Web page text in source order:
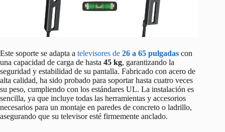
Este soporte se adapta a televisores de 26 a 65 pulgadas con
una capacidad de carga de hasta 45 kg, garantizando la
seguridad y estabilidad de su pantalla. Fabricado con acero de
alta calidad, ha sido probado para soportar hasta cuatro veces
su peso, cumpliendo con los estándares UL. La instalación es
sencilla, ya que incluye todas las herramientas y accesorios
necesarios para un montaje en paredes de concreto o ladrillo,
asegurando que su televisor esté firmemente anclado.